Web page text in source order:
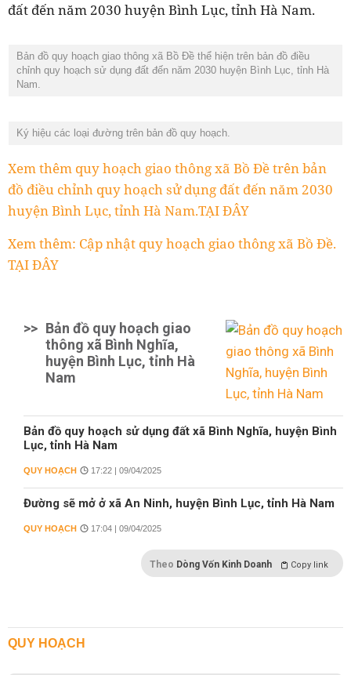
đất đến năm 2030 huyện Bình Lục, tỉnh Hà Nam.
Bản đồ quy hoạch giao thông xã Bồ Đề thể hiện trên bản đồ điều
chỉnh quy hoạch sử dụng đất đến năm 2030 huyện Bình Lục, tỉnh Hà
Nam.
Ký hiệu các loại đường trên bản đồ quy hoạch.
Xem thêm quy hoạch giao thông xã Bồ Đề trên bản
đồ điều chỉnh quy hoạch sử dụng đất đến năm 2030
huyện Bình Lục, tỉnh Hà Nam.TẠI ĐÂY
Xem thêm: Cập nhật quy hoạch giao thông xã Bồ Đề.
TẠI ĐÂY
>> Bản đồ quy hoạch giao
thông xã Bình Nghĩa,
huyện Bình Lục, tỉnh Hà
Nam
Bản đồ quy hoạch sử dụng đất xã Bình Nghĩa, huyện Bình
Lục, tỉnh Hà Nam
QUY HOẠCH 17:22 | 09/04/2025
Đường sẽ mở ở xã An Ninh, huyện Bình Lục, tỉnh Hà Nam
QUY HOẠCH 17:04 | 09/04/2025
Theo Dòng Vốn Kinh Doanh Copy link
QUY HOẠCH